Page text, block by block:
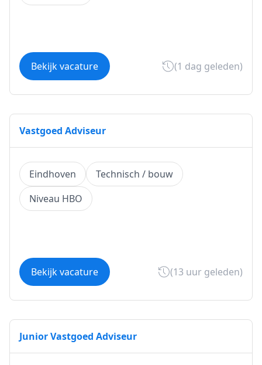
Bekijk vacature (1 dag geleden)
Vastgoed Adviseur
Eindhoven
Technisch / bouw
Niveau HBO
Bekijk vacature (13 uur geleden)
Junior Vastgoed Adviseur